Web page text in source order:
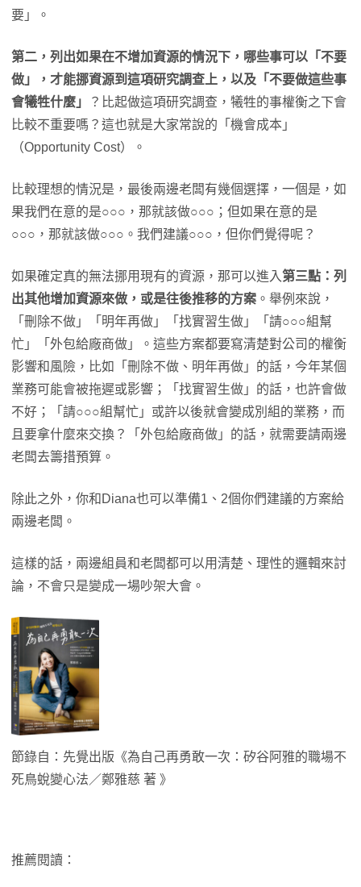
要」。
第二，列出如果在不增加資源的情況下，哪些事可以「不要
做」，才能挪資源到這項研究調查上，以及「不要做這些事
會犧牲什麼」
？比起做這項研究調查，犧牲的事權衡之下會
比較不重要嗎？這也就是大家常說的「機會成本」
（Opportunity Cost）。
比較理想的情況是，最後兩邊老闆有幾個選擇，一個是，如
果我們在意的是○○○，那就該做○○○；但如果在意的是
○○○，那就該做○○○。我們建議○○○，但你們覺得呢？
如果確定真的無法挪用現有的資源，那可以進入第三點：列
出其他增加資源來做，或是往後推移的方案 。舉例來說，
「刪除不做」「明年再做」「找實習生做」「請○○○組幫
忙」「外包給廠商做」。這些方案都要寫清楚對公司的權衡
影響和風險，比如「刪除不做、明年再做」的話，今年某個
業務可能會被拖遲或影響；「找實習生做」的話，也許會做
不好；「請○○○組幫忙」或許以後就會變成別組的業務，而
且要拿什麼來交換？「外包給廠商做」的話，就需要請兩邊
老闆去籌措預算。
除此之外，你和Diana也可以準備1、2個你們建議的方案給
兩邊老闆。
這樣的話，兩邊組員和老闆都可以用清楚、理性的邏輯來討
論，不會只是變成一場吵架大會。
節錄自：先覺出版《為自己再勇敢一次：矽谷阿雅的職場不
死鳥蛻變心法／鄭雅慈 著 》
推薦閱讀：